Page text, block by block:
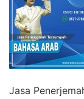
Jasa